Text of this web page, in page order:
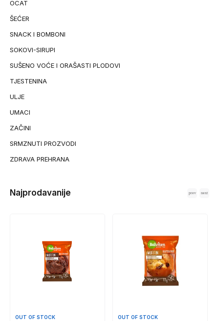
OCAT
ŠEĆER
SNACK I BOMBONI
SOKOVI-SIRUPI
SUŠENO VOĆE I ORAŠASTI PLODOVI
TJESTENINA
ULJE
UMACI
ZAČINI
SRMZNUTI PROZVODI
ZDRAVA PREHRANA
Najprodavanije
OUT OF STOCK OUT OF STOCK